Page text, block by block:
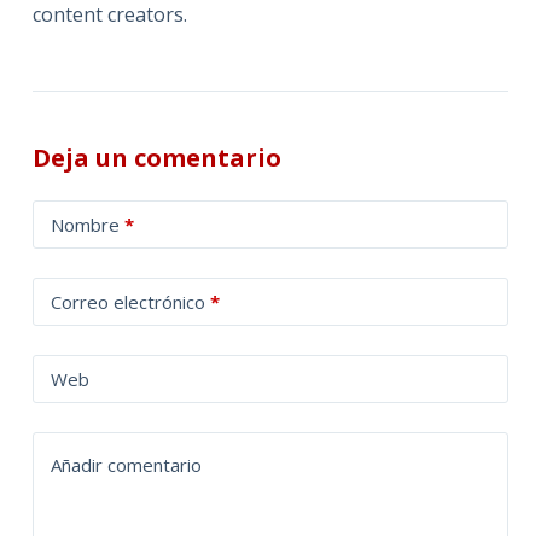
content creators.
Deja un comentario
Nombre *
Correo electrónico *
Web
Añadir comentario
l
t
a
t